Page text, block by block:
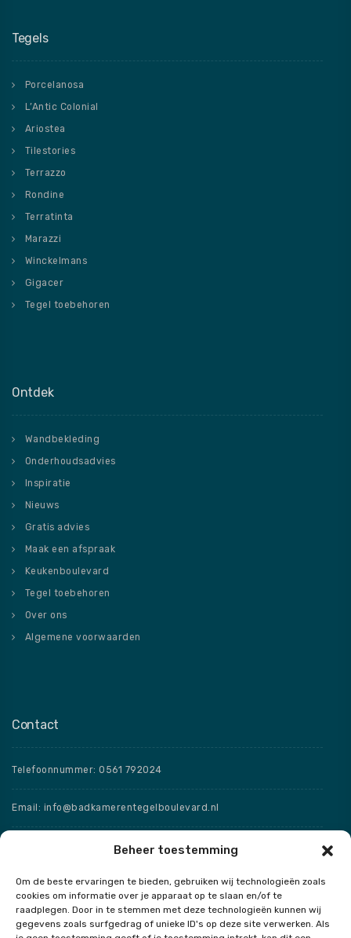
Beheer toestemming
Om de beste ervaringen te bieden, gebruiken wij technologieën zoals
cookies om informatie over je apparaat op te slaan en/of te
raadplegen. Door in te stemmen met deze technologieën kunnen wij
gegevens zoals surfgedrag of unieke ID's op deze site verwerken. Als
Tegels
Porcelanosa
L’Antic Colonial
Ariostea
Tilestories
Terrazzo
Rondine
Terratinta
Marazzi
Winckelmans
Gigacer
Tegel toebehoren
Ontdek
Wandbekleding
Onderhoudsadvies
Inspiratie
Nieuws
Gratis advies
Maak een afspraak
Keukenboulevard
Tegel toebehoren
Over ons
Algemene voorwaarden
Contact
Telefoonnummer: 0561 792024
Email: info@badkamerentegelboulevard.nl
Adres: Frisaxstraat 5, 8471 ZW Wolvega
Openingstijden
Speciale openingstijden